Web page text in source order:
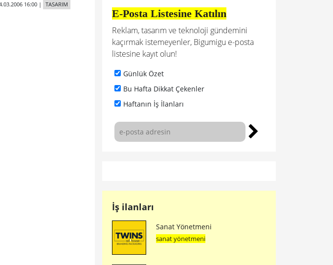
16:00| TASARIM
E-Posta Listesine Katılın
Reklam, tasarım ve teknoloji gündemini
kaçırmak istemeyenler, Bigumigu e-posta
listesine kayıt olun!
Günlük Özet
Bu Hafta Dikkat Çekenler
Haftanın İş İlanları
İş ilanları
Sanat Yönetmeni
sanat yönetmeni